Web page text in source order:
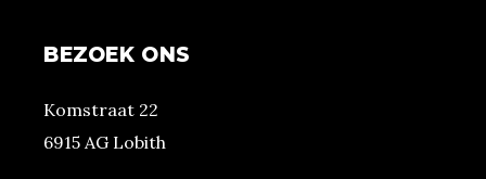
BEZOEK ONS
Komstraat 22
6915 AG Lobith